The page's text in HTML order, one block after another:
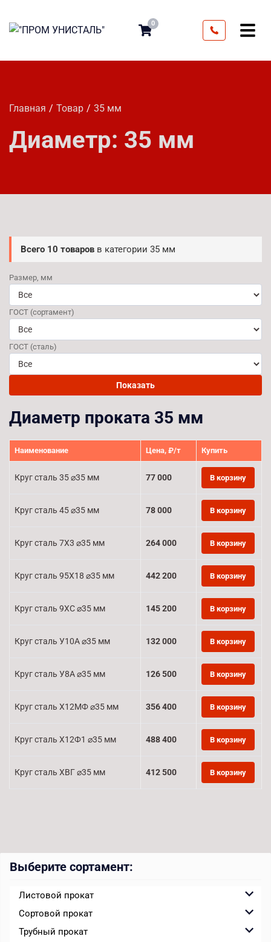
0
Главная Товар 35 мм
Диаметр: 35 мм
Всего 10 товаров в категории 35 мм
Размер, мм
ГОСТ (сортамент)
ГОСТ (сталь)
Показать
Диаметр проката 35 мм
Наименование Цена, ₽/т Купить
Круг сталь 35 ⌀35 мм 77 000 В корзину
Круг сталь 45 ⌀35 мм 78 000 В корзину
Круг сталь 7Х3 ⌀35 мм 264 000 В корзину
Круг сталь 95Х18 ⌀35 мм 442 200 В корзину
Круг сталь 9ХС ⌀35 мм 145 200 В корзину
Круг сталь У10А ⌀35 мм 132 000 В корзину
Круг сталь У8А ⌀35 мм 126 500 В корзину
Круг сталь Х12МФ ⌀35 мм 356 400 В корзину
Круг сталь Х12Ф1 ⌀35 мм 488 400 В корзину
Круг сталь ХВГ ⌀35 мм 412 500 В корзину
Выберите сортамент:
Листовой прокат
Сортовой прокат
Трубный прокат